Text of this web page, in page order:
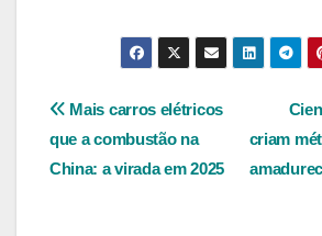
Navegação
de
criam
Mais carros elétricos
que a combustão na
China: a virada em 2025